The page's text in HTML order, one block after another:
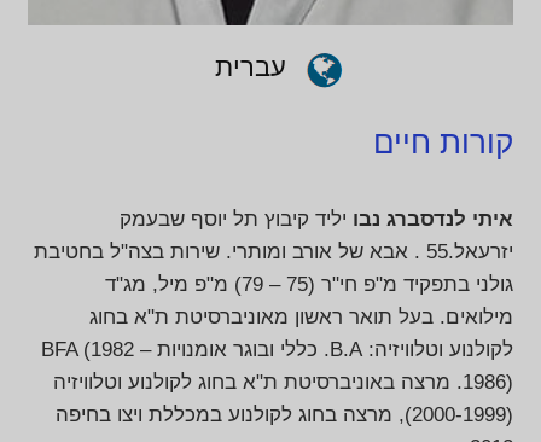
עברית
קורות חיים
איתי לנדסברג נבו יליד קיבוץ תל יוסף שבעמק
יזרעאל.55 . אבא של אורב ומותרי. שירות בצה"ל בחטיבת
גולני בתפקיד מ"פ חי"ר (75 – 79) מ"פ מיל, מג"ד
מילואים. בעל תואר ראשון מאוניברסיטת ת"א בחוג
לקולנוע וטלוויזיה: B.A. כללי ובוגר אומנויות BFA (1982 –
1986). מרצה באוניברסיטת ת"א בחוג לקולנוע וטלוויזיה
(2000-1999), מרצה בחוג לקולנוע במכללת ויצו בחיפה